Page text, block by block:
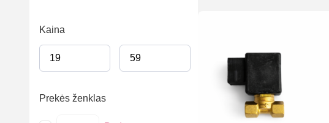
Kaina
Prekės ženklas